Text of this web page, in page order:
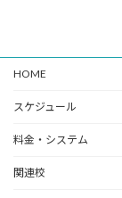
HOME
スケジュール
料金・システム
関連校